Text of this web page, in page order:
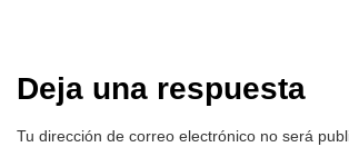
Deja una respuesta
Tu dirección de correo electrónico no será